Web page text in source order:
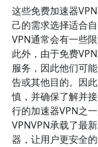
这些免费加速器
己的需求选择适合
VPN通常会有一些
此外，由于免费
服务，因此他们可
告或其他目的。因
慎，并确保了解并
行的加速器VPN之
VPNVPN承载了最
器，让用户更安全的